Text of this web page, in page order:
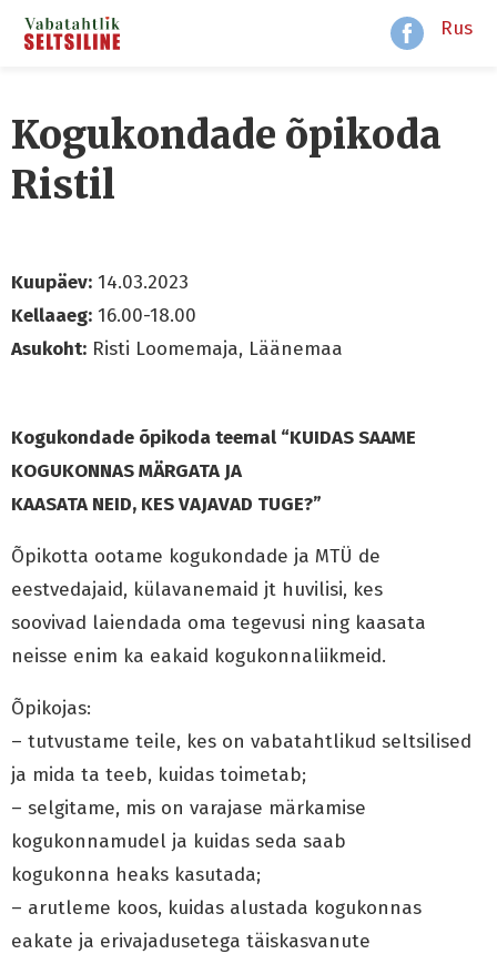
Rus
Kogukondade õpikoda
Ristil
Kuupäev: 14.03.2023
Kellaaeg: 16.00-18.00
Asukoht: Risti Loomemaja, Läänemaa
Kogukondade õpikoda teemal “KUIDAS SAAME
KOGUKONNAS MÄRGATA JA
KAASATA NEID, KES VAJAVAD TUGE?”
Õpikotta ootame kogukondade ja MTÜ de
eestvedajaid, külavanemaid jt huvilisi, kes
soovivad laiendada oma tegevusi ning kaasata
neisse enim ka eakaid kogukonnaliikmeid.
Õpikojas:
– tutvustame teile, kes on vabatahtlikud seltsilised
ja mida ta teeb, kuidas toimetab;
– selgitame, mis on varajase märkamise
kogukonnamudel ja kuidas seda saab
kogukonna heaks kasutada;
– arutleme koos, kuidas alustada kogukonnas
eakate ja erivajadusetega täiskasvanute